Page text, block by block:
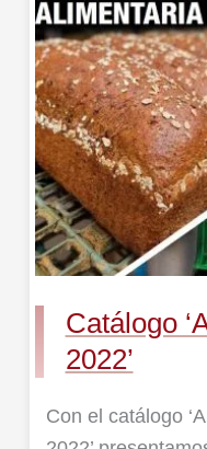
Catálogo
2022’
Con el catálogo
Alimentaria
2022’